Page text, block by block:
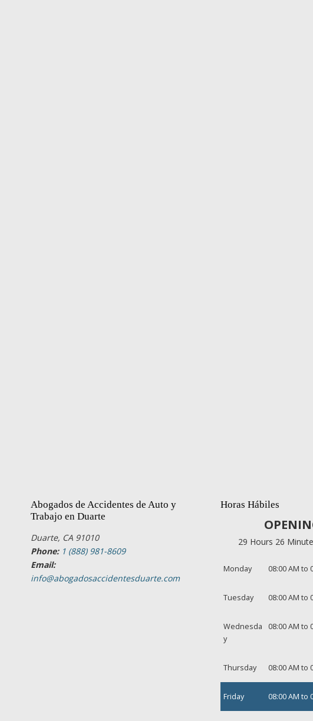
Abogados de Accidentes de Auto y
Trabajo en Duarte
Duarte, CA 91010
Phone: 1 (888) 981-8609
Email:
info@abogadosaccidentesduarte.com
Horas Hábiles
29 Hours 26
Monday 08:00 AM to
Tuesday 08:00 AM to
Wednesda
y
08:00 AM to
Thursday 08:00 AM to
Friday 08:00 AM to